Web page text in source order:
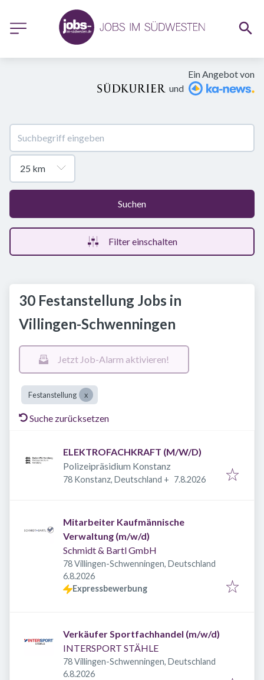
Ein Angebot von
und
Suchen
Filter einschalten
30 Festanstellung Jobs in
Villingen-Schwenningen
Jetzt Job-Alarm aktivieren!
Festanstellung
Suche zurücksetzen
ELEKTROFACHKRAFT (M/W/D)
Polizeipräsidium Konstanz
78 Konstanz, Deutschland + Veröffentlicht :
7.8.2026
Mitarbeiter Kaufmännische
Verwaltung (m/w/d)
Schmidt & Bartl GmbH
78 Villingen-Schwenningen, Deutschland
Veröffentlicht
6.8.2026
Expressbewerbung
Verkäufer Sportfachhandel (m/w/d)
INTERSPORT STÄHLE
78 Villingen-Schwenningen, Deutschland
Veröffentlicht
6.8.2026